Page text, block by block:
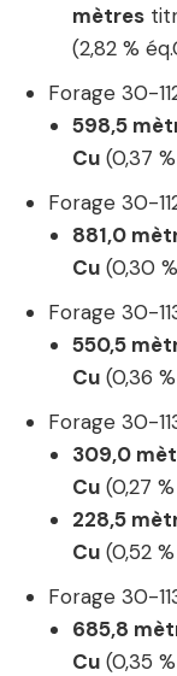
mètres
(2,82 %
Forage 30-
598,5
Cu (0,37
Forage 30-
881,0
Cu (0,30
Forage 30-
550,5
Cu (0,36
Forage 30-
309,0
Cu (0,27
228,5
Cu (0,52
Forage 30-
685,8
Cu (0,35